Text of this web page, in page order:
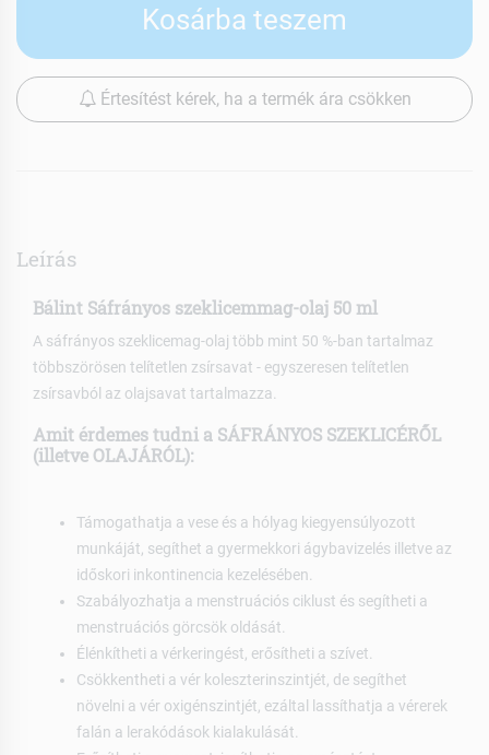
Kosárba teszem
Értesítést kérek, ha a termék ára csökken
Leírás
Bálint Sáfrányos szeklicemmag-olaj 50 ml
A sáfrányos szeklicemag-olaj több mint 50 %-ban tartalmaz
többszörösen telítetlen zsírsavat - egyszeresen telítetlen
zsírsavból az olajsavat tartalmazza.
Amit érdemes tudni a SÁFRÁNYOS SZEKLICÉRŐL
(illetve OLAJÁRÓL):
Támogathatja a vese és a hólyag kiegyensúlyozott
munkáját, segíthet a gyermekkori ágybavizelés illetve az
időskori inkontinencia kezelésében.
Szabályozhatja a menstruációs ciklust és segítheti a
menstruációs görcsök oldását.
Élénkítheti a vérkeringést, erősítheti a szívet.
Csökkentheti a vér koleszterinszintjét, de segíthet
növelni a vér oxigénszintjét, ezáltal lassíthatja a vérerek
falán a lerakódások kialakulását.